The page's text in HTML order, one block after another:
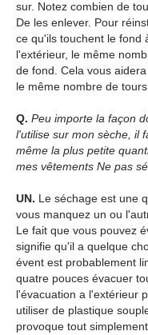
sur. Notez combien de
De les enlever. Pour
ce qu'ils touchent le fond
l'extérieur, le même
de fond. Cela vous
le même nombre de
Q. Peu importe la façon
l'utilise sur mon sèche, il
même la plus petite
mes vêtements Ne pas
UN. Le séchage est une
vous manquez un ou
Le fait que vous pouvez
signifie qu'il a quelque
évent est probablement
quatre pouces évacuer
l'évacuation a l'extérieur
utiliser de plastique
provoque tout